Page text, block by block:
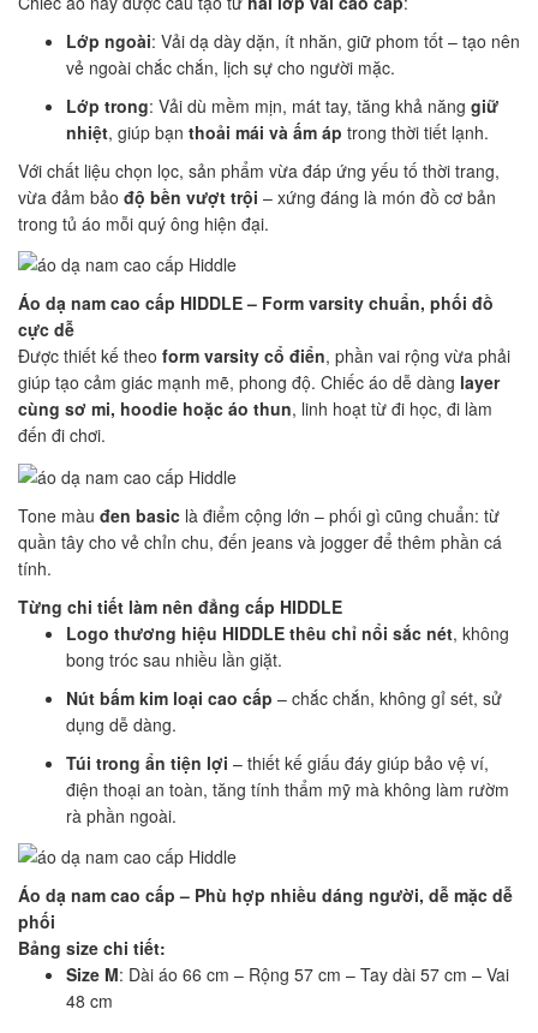
Lớp ngoài: Vải dạ dày dặn, ít nhăn, giữ phom tốt – tạo nên
vẻ ngoài chắc chắn, lịch sự cho người mặc.
Lớp trong: Vải dù mềm mịn, mát tay, tăng khả năng giữ
nhiệt, giúp bạn thoải mái và ấm áp trong thời tiết lạnh.
Với chất liệu chọn lọc, sản phẩm vừa đáp ứng yếu tố thời trang,
vừa đảm bảo độ bền vượt trội – xứng đáng là món đồ cơ bản
trong tủ áo mỗi quý ông hiện đại.
Áo dạ nam cao cấp HIDDLE – Form varsity chuẩn, phối đồ
cực dễ
Được thiết kế theo form varsity cổ điển, phần vai rộng vừa phải
giúp tạo cảm giác mạnh mẽ, phong độ. Chiếc áo dễ dàng layer
cùng sơ mi, hoodie hoặc áo thun, linh hoạt từ đi học, đi làm
đến đi chơi.
Tone màu đen basic là điểm cộng lớn – phối gì cũng chuẩn: từ
quần tây cho vẻ chỉn chu, đến jeans và jogger để thêm phần cá
tính.
Từng chi tiết làm nên đẳng cấp HIDDLE
Logo thương hiệu HIDDLE thêu chỉ nổi sắc nét, không
bong tróc sau nhiều lần giặt.
Nút bấm kim loại cao cấp – chắc chắn, không gỉ sét, sử
dụng dễ dàng.
Túi trong ẩn tiện lợi – thiết kế giấu đáy giúp bảo vệ ví,
điện thoại an toàn, tăng tính thẩm mỹ mà không làm rườm
rà phần ngoài.
Áo dạ nam cao cấp – Phù hợp nhiều dáng người, dễ mặc dễ
phối
Bảng size chi tiết:
Size M: Dài áo 66 cm – Rộng 57 cm – Tay dài 57 cm – Vai
48 cm